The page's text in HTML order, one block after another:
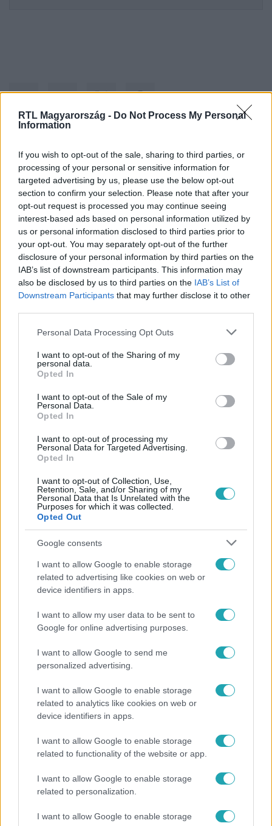
RTL Magyarország - Do Not Process My Personal
Information
If you wish to opt-out of the sale, sharing to third parties, or
processing of your personal or sensitive information for
targeted advertising by us, please use the below opt-out
section to confirm your selection. Please note that after your
opt-out request is processed you may continue seeing
interest-based ads based on personal information utilized by
us or personal information disclosed to third parties prior to
your opt-out. You may separately opt-out of the further
disclosure of your personal information by third parties on the
IAB’s list of downstream participants. This information may
also be disclosed by us to third parties on the IAB’s List of
Downstream Participants that may further disclose it to other
Please note that this website/app uses one or more Google
not limited to your visit or usage behaviour. You may click to
grant or deny consent to Google and its third-party tags to
use your data for below specified purposes in below Google
consent section.
Personal Data Processing Opt Outs
I want to opt-out of the Sharing of my
personal data.
Opted In
I want to opt-out of the Sale of my
Personal Data.
Opted In
I want to opt-out of processing my
Personal Data for Targeted Advertising.
Opted In
I want to opt-out of Collection, Use,
Retention, Sale, and/or Sharing of my
Personal Data that Is Unrelated with the
Purposes for which it was collected.
Opted Out
Google consents
I want to allow Google to enable storage
related to advertising like cookies on web or
device identifiers in apps.
I want to allow my user data to be sent to
Google for online advertising purposes.
I want to allow Google to send me
personalized advertising.
I want to allow Google to enable storage
related to analytics like cookies on web or
device identifiers in apps.
I want to allow Google to enable storage
related to functionality of the website or app.
I want to allow Google to enable storage
related to personalization.
I want to allow Google to enable storage
Kövess minket, és értesülj a friss hírekről a
Facebookon is!
Követem
#KÜLFÖLD #EURÓPAI UNIÓ #MAGYARORSZÁG
Népszerű
Életveszélyes fenyegetést kapott Majka, elmarad
a sepsiszentgyörgyi koncertje
Reggeli
Átvonul a hidegfront az országon – így alakul a